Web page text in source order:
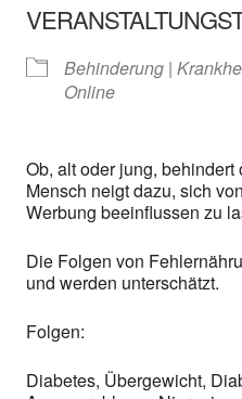
Behinderung |
Online
Ob, alt oder jung,
Mensch neigt dazu, sich
Werbung beeinflussen zu
Die Folgen von
und werden unterschätzt.
Folgen:
Diabetes, Übergewicht,